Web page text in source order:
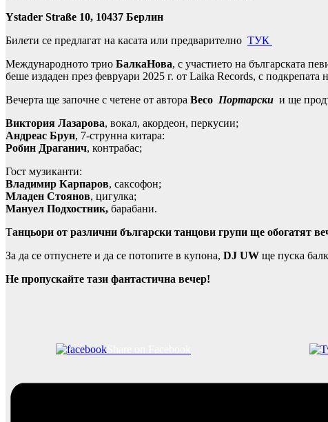
Ystader Straße 10, 10437 Берлин
Билети се предлагат на касата или предварително TУК
Международното трио БалкаНова, с участието на българската
беше издаден през февруари 2025 г. от Laika Records, с подкрепата
Вечерта ще започне с четене от автора Весо Портарски и ще
Виктория Лазаровa, вокал, акордеон, перкусии;
Андреас Брун, 7-струнна китара:
Робин Драганич, контрабас;
Гост музиканти:
Владимир Карпаров, саксoфон;
Младен Стоянов, цигулка;
Мануел Подхостник, барабани.
Танцьори от различни български танцови групи ще обогатят
За да се отпуснете и да се потопите в купона, DJ UW ще пуска
Не пропускайте тази фантастична вечер!